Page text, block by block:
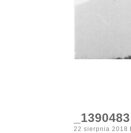
_1390483
Posted
22 sierpnia 2018